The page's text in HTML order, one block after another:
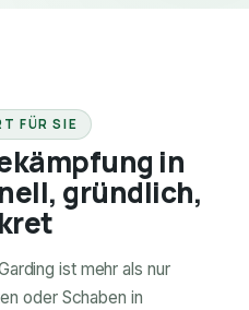
FÜR SIE
in
gründlich,
ist mehr als nur
oder Schaben in